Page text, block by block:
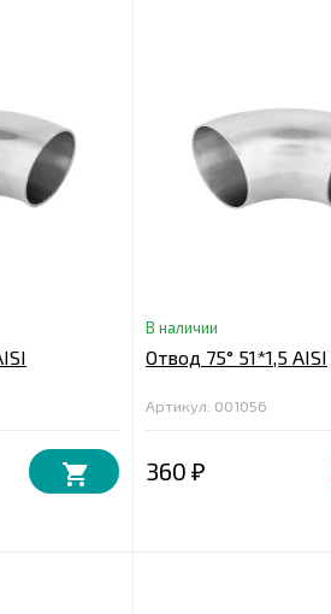
В наличии
Отвод 75° 51*1,5 AISI
Артикул: 001056
360 ₽